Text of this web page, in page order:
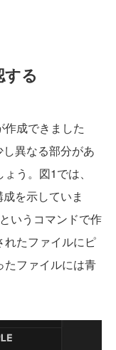
る
成できました
異なる部分があ
う。図1では、
を示していま
というコマンドで作
れたファイルにピ
たファイルには青